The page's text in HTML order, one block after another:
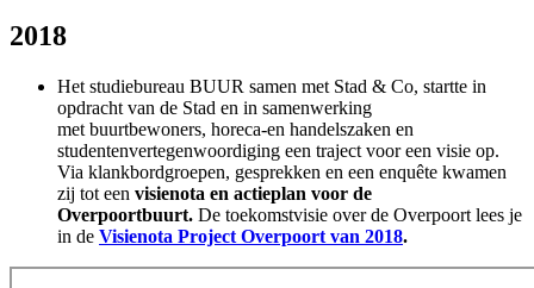
2018
Het studiebureau BUUR samen met Stad & Co, startte in
opdracht van de Stad en in samenwerking
met buurtbewoners, horeca-en handelszaken en
studentenvertegenwoordiging een traject voor een visie op.
Via klankbordgroepen, gesprekken en een enquête kwamen
zij tot een visienota en actieplan voor de
Overpoortbuurt. De toekomstvisie over de Overpoort lees je
in de Visienota Project Overpoort van 2018.